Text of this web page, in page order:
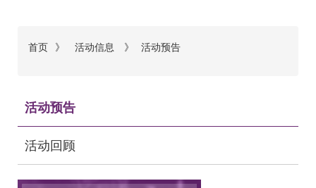
面
屑
首页 》 活动信息 》 活动预告
活动预告
活动回顾